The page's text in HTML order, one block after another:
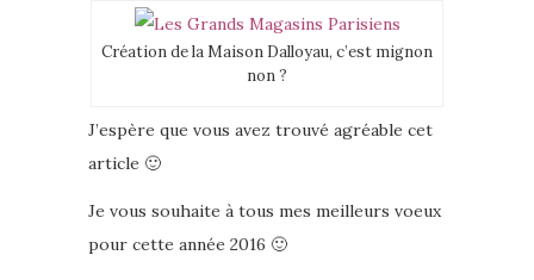
Création de la Maison Dalloyau, c’est mignon
non ?
J’espère que vous avez trouvé agréable cet
article 🙂
Je vous souhaite à tous mes meilleurs voeux
pour cette année 2016 🙂